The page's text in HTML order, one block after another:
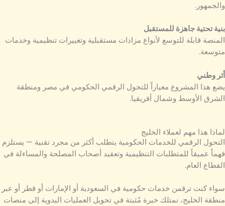
والجمهور.
بنية تحتية جاهزة للمستقبل
المنصة قابلة للتوسع لأنواع مزادات مستقبلية وتغييرات تنظيمية وخدمات
متوسعة.
أثر وطني
يضع هذا المشروع معياراً للتحول الرقمي الحكومي في مصر ومنطقة
الشرق الأوسط وشمال أفريقيا.
لماذا هذا مهم لعملاء الخليج
التحول الرقمي للخدمات الحكومية يتطلب أكثر من مجرد تقنية — يستلزم
فهماً عميقاً للمتطلبات التنظيمية وتعقيد أصحاب المصلحة والمساءلة في
القطاع العام.
سواء كنت ترقمن خدمات حكومية في السعودية أو الإمارات أو قطر أو عبر
منطقة الخليج، نمتلك خبرة مُثبتة في تحويل العمليات اليدوية إلى منصات